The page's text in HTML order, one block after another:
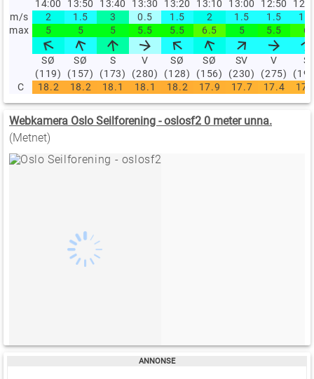
14:00 13:50 13:40 13:30 13:20 13:10 13:00 12:50
m/s
2 1.5 3 0.5 1.5 2 1.5 1.5
1.5
max
5 5 5 5.5 5.5 6.5 5 5.5 6
SØ
(119)
SØ
(157)
S
(173)
V
(280)
SØ
(128)
SØ
(156)
SV
(230)
V
(275)
S
C
18.2 18.2 18.1 18.1 18.2 17.9 17.7 17.4
Webkamera Oslo Seilforening - oslosf2 0 meter unna.
(Metnet)